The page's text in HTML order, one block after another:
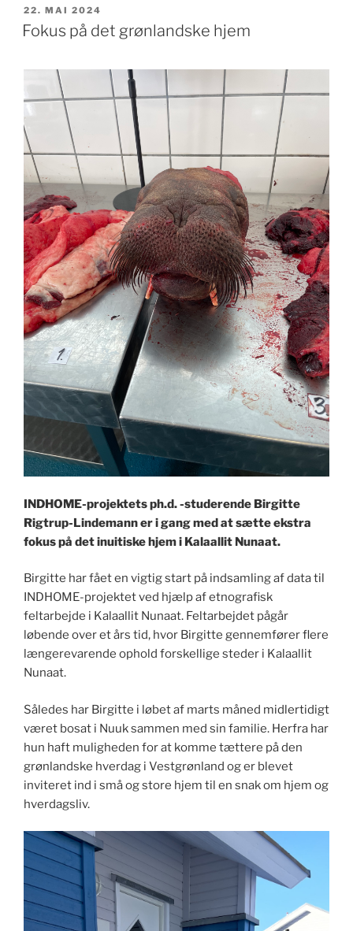
PUBLISERT
22. MAI 2024
Fokus på det grønlandske hjem
INDHOME-projektets ph.d. -studerende Birgitte
Rigtrup-Lindemann er i gang med at sætte ekstra
fokus på det inuitiske hjem i Kalaallit Nunaat.
Birgitte har fået en vigtig start på indsamling af data til
INDHOME-projektet ved hjælp af etnografisk
feltarbejde i Kalaallit Nunaat. Feltarbejdet pågår
løbende over et års tid, hvor Birgitte gennemfører flere
længerevarende ophold forskellige steder i Kalaallit
Nunaat.
Således har Birgitte i løbet af marts måned midlertidigt
været bosat i Nuuk sammen med sin familie. Herfra har
hun haft muligheden for at komme tættere på den
grønlandske hverdag i Vestgrønland og er blevet
inviteret ind i små og store hjem til en snak om hjem og
hverdagsliv.